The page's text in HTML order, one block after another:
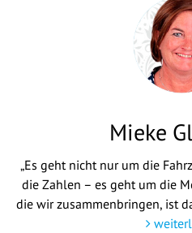
Mieke
„Es geht nicht nur um die
die Zahlen – es geht um die
die wir zusammenbringen, ist